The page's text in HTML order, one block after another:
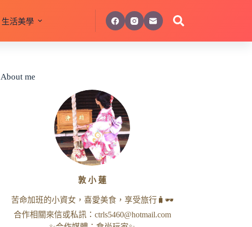
生活美學
About me
敦 小 蓮
苦命加班的小資女，喜愛美食，享受旅行🧳🕶
合作相關來信或私訊： ctrls5460@hotmail.com